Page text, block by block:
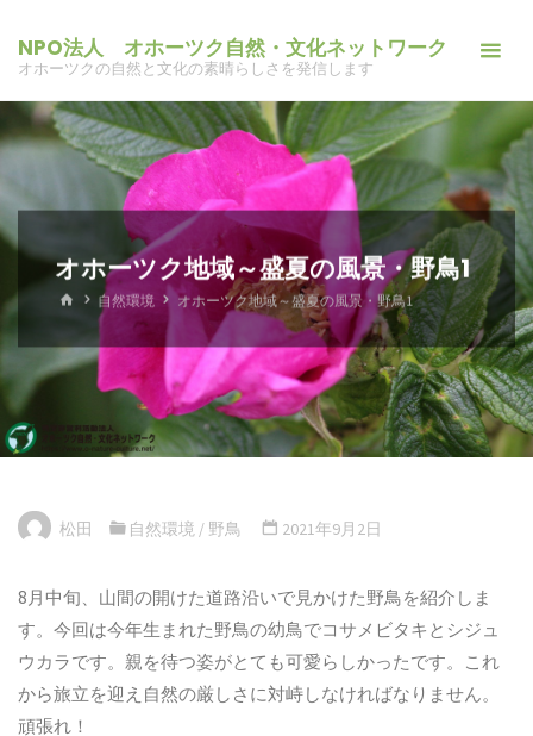
ツ
ス
キ
プ
NPO法人 オホーツク自然・文化ネットワーク
オホーツクの自然と文化の素晴らしさを発信します
オホーツク地域～盛夏の風景・野鳥1
ホ 自然環境 オホーツク地域～盛夏の風景・野鳥1
松田 自然環境 / 野鳥 2021年9月2日
8月中旬、山間の開けた道路沿いで見かけた野鳥を紹介しま
す。今回は今年生まれた野鳥の幼鳥でコサメビタキとシジュ
ウカラです。親を待つ姿がとても可愛らしかったです。これ
から旅立を迎え自然の厳しさに対峙しなければなりません。
頑張れ！